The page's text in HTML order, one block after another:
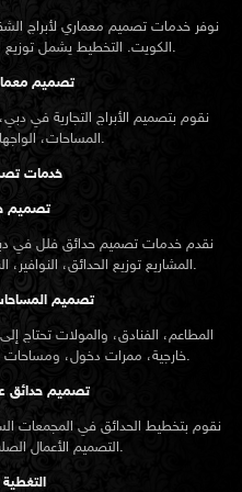
نوفر خدمات تصميم معماري لأبراج
الكويت. التخطيط يشمل توزيع الشقق، الحركة الرأسية، والمرافق.
تصميم
نقوم بتصميم الأبراج التجارية في
المساحات، الواجهات، والتنقل الداخلي.
خدمات
تصميم
نقدم خدماتتصميم حدائق فلل في
المشاريع توزيع الحدائق، النوافير، البرجولات، أعمال الحجر، وأنظمة الزراعة.
تصميم المساحات
المطاعم، الفنادق، والمولات
خارجية، ممرات دخول، ومساحات خضراء في مشاريع في الخليج وتركيا.
تصميم حدائق
نقوم بتخطيط الحدائق في المجمعات
التصميم الأعمال الصلبة، الزراعة، وأنظمة الري.
التغطية